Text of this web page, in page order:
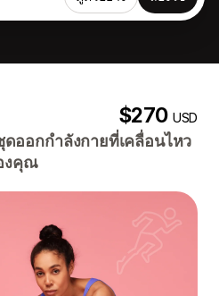
$270USD
ดออกกำลังกายที่เคลื่อนไหว
งคุณ